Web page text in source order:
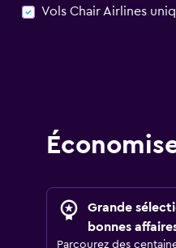
Vols Chair Airlines
Grande
bonnes
Parcourez des